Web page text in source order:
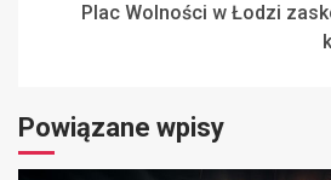
Plac Wolności w Łodzi
Powiązane wpisy